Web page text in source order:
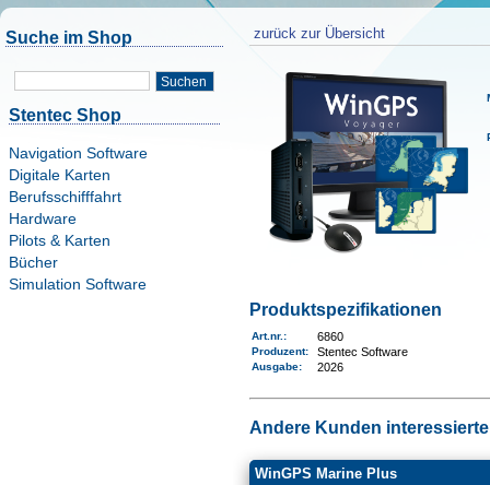
Suche im Shop
Suchen
Stentec Shop
Navigation Software
Digitale Karten
Berufsschifffahrt
Hardware
Pilots & Karten
Bücher
Simulation Software
zurück zur Übersicht
Produktspezifikationen
Art.nr.: 6860
Produzent: Stentec Software
Ausgabe: 2026
Andere Kunden
WinGPS Marine Plus